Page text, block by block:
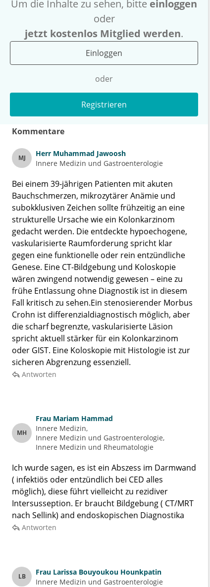
Um die Inhalte zu sehen, bitte einloggen
oder
jetzt kostenlos Mitglied werden.
Einloggen
oder
Registrieren
Kommentare
MJ Herr Muhammad Jawoosh
Innere Medizin und Gastroenterologie
Bei einem 39-jährigen Patienten mit akuten
Bauchschmerzen, mikrozytärer Anämie und
subokklusiven Zeichen sollte frühzeitig an eine
strukturelle Ursache wie ein Kolonkarzinom
gedacht werden. Die entdeckte hypoechogene,
vaskularisierte Raumforderung spricht klar
gegen eine funktionelle oder rein entzündliche
Genese. Eine CT-Bildgebung und Koloskopie
wären zwingend notwendig gewesen – eine zu
frühe Entlassung ohne Diagnostik ist in diesem
Fall kritisch zu sehen.Ein stenosierender Morbus
Crohn ist differenzialdiagnostisch möglich, aber
die scharf begrenzte, vaskularisierte Läsion
spricht aktuell stärker für ein Kolonkarzinom
oder GIST. Eine Koloskopie mit Histologie ist zur
sicheren Abgrenzung essenziell.
Antworten
MH
Frau Mariam Hammad
Innere Medizin
Innere Medizin und Gastroenterologie
Innere Medizin und Rheumatologie
Ich wurde sagen, es ist ein Abszess im Darmwand
( infektiös oder entzündlich bei CED alles
möglich), diese führt vielleicht zu rezidiver
Intersusseption. Er braucht Bildgebung ( CT/MRT
nach Sellink) and endoskopischen Diagnostika
Antworten
LB Frau Larissa Bouyoukou Hounkpatin
Innere Medizin und Gastroenterologie